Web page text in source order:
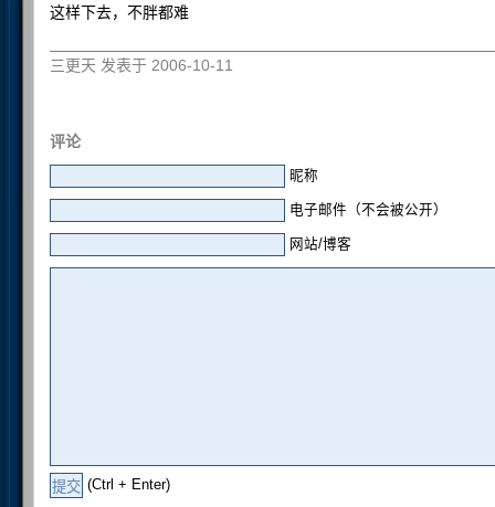
这样下去，不胖都难
三更天 发表于 2006-10-11
评论
昵称
电子邮件（不会被公开）
网站/博客
(Ctrl + Enter)